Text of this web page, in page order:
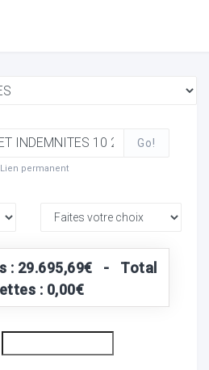
Go!
permanent
: 29.695,69€ - Total
: 0,00€